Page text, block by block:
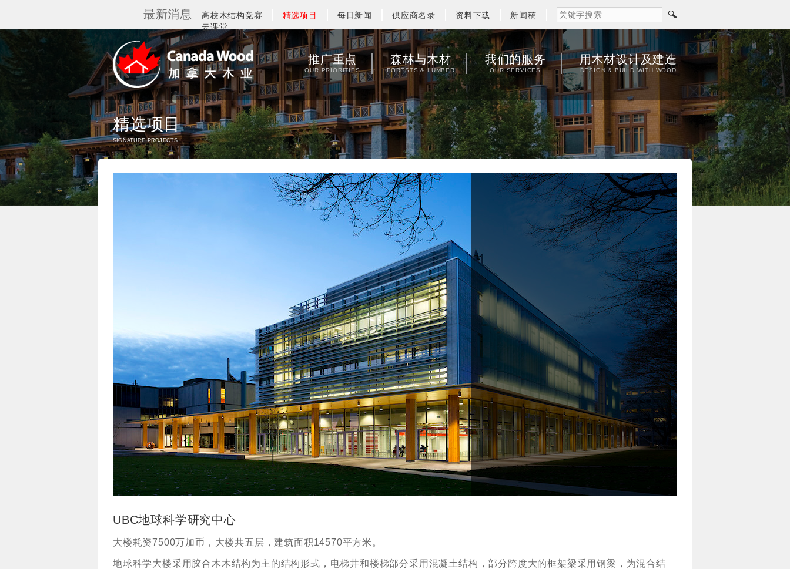
最新消息 高校木结构竞赛 精选项目 每日新闻 供应商名录 资料下载
新闻稿
云课堂
加拿大木业协会
推广重点
OUR PRIORITIES
森林与木材
FORESTS & LUMBER
我们的服务
OUR SERVICES
用木材设计及建造
DESIGN & BUILD WITH WOOD
精选项目
UBC地球科学研究中心
大楼耗资7500万加币，大楼共五层，建筑面积14570平方米。
地球科学大楼采用胶合木木结构为主的结构形式，电梯井和楼梯部分采用混凝土结构，部分跨度大的框架梁采用钢梁，为混合结